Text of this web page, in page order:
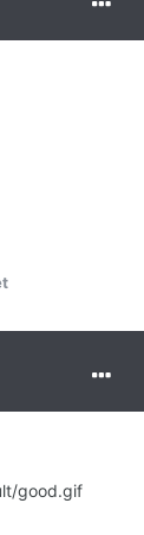
good.gif